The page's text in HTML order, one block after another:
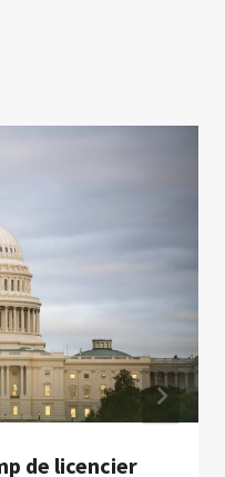
de licencier